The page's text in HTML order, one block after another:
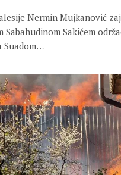
Nermin Mujkanović
Sabahudinom Sakićem
Suadom…